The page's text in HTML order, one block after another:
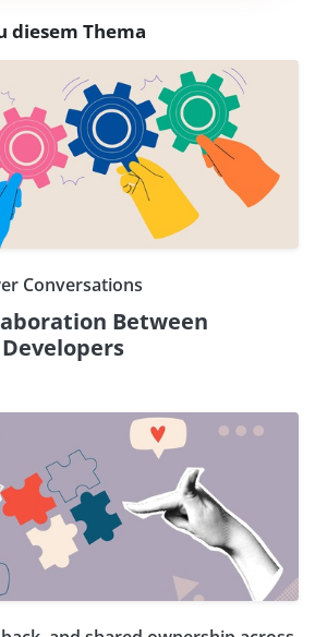
diesem Thema
Conversations
Between